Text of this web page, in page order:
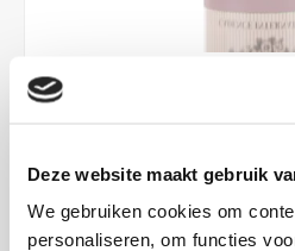
Deze website maakt gebruik
We gebruiken cookies om
personaliseren, om functies
DIRECT LEVERBAAR